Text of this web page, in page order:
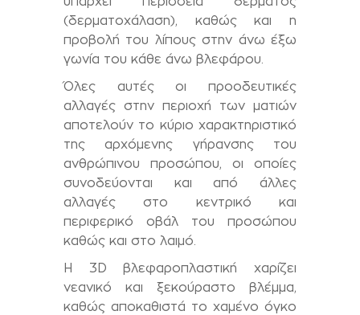
(δερματοχάλαση), καθώς και η
προβολή του λίπους στην άνω έξω
γωνία του κάθε άνω βλεφάρου.
Όλες αυτές οι προοδευτικές
αλλαγές στην περιοχή των ματιών
αποτελούν το κύριο χαρακτηριστικό
της αρχόμενης γήρανσης του
ανθρώπινου προσώπου, οι οποίες
συνοδεύονται και από άλλες
αλλαγές στο κεντρικό και
περιφερικό οβάλ του προσώπου
καθώς και στο λαιμό.
Η 3D βλεφαροπλαστική χαρίζει
νεανικό και ξεκούραστο βλέμμα,
καθώς αποκαθιστά το χαμένο όγκο